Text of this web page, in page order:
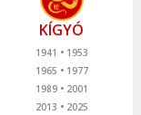
KÍGYÓ
1941
1953
1965
1977
1989
2001
2013
2025